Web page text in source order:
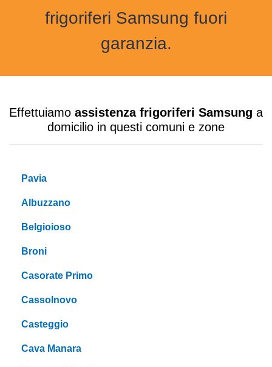
frigoriferi Samsung fuori
garanzia.
Effettuiamo assistenza frigoriferi Samsung a
domicilio in questi comuni e zone
Pavia
Albuzzano
Belgioioso
Broni
Casorate Primo
Cassolnovo
Casteggio
Cava Manara